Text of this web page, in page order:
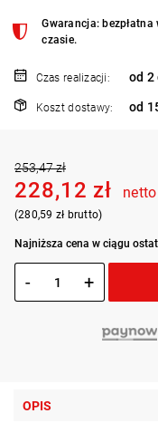
Gwarancja:
czasie.
Czas realizacji: od 2
Koszt dostawy: od
253,47 zł
228,12 zł netto
(280,59 zł brutto)
Najniższa cena w ciągu
- +
OPIS